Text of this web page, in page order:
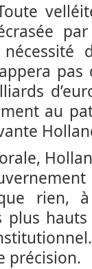
au
rien,
précision.